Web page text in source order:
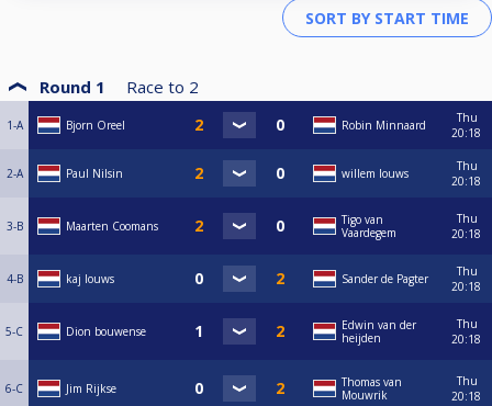
Round 1 Race to 2
1-A Bjorn Oreel Robin Minnaard
Thu
20:18
2-A Paul Nilsin willem louws
Thu
20:18
3-B Maarten Coomans
Tigo van
Vaardegem
Thu
20:18
4-B kaj louws Sander de Pagter
Thu
20:18
5-C Dion bouwense
Edwin van der
heijden
Thu
20:18
6-C Jim Rijkse
Thomas van
Mouwrik
Thu
20:18